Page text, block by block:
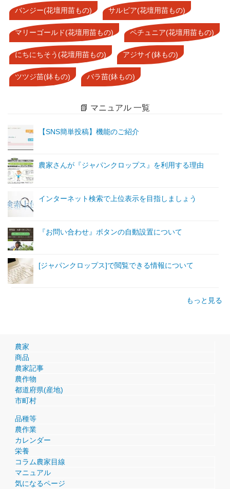
パンジー(花壇用苗もの) サルビア(花壇用苗もの)
マリーゴールド(花壇用苗もの) ペチュニア(花壇用苗もの)
にちにちそう(花壇用苗もの) アジサイ(鉢もの)
ツツジ苗(鉢もの) バラ苗(鉢もの)
📗 マニュアル 一覧
【SNS簡単投稿】機能のご紹介
農家さんが『ジャパンクロップス』を利用する理由
インターネット検索で上位表示を目指しましょう
『お問い合わせ』ボタンの自動設置について
[ジャパンクロップス]で閲覧できる情報について
もっと見る
農家
商品
農家記事
農作物
都道府県(産地)
市町村
品種等
農作業
カレンダー
栄養
コラム農家目線
マニュアル
気になるページ